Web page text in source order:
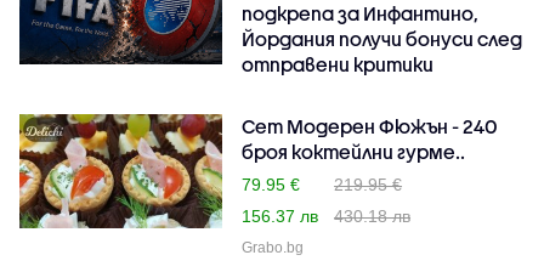
подкрепа за Инфантино,
Йордания получи бонуси след
отправени критики
Сет Модерен Фюжън - 240
броя коктейлни гурме..
79.95 €
219.95 €
156.37 лв
430.18 лв
Grabo.bg